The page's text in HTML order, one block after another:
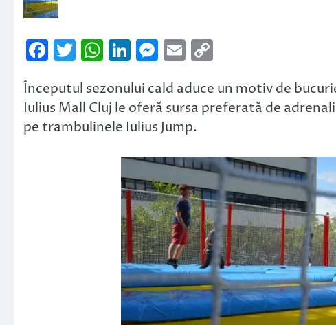
Facebook
Twitter
WhatsApp
LinkedIn
Messenger
Email
Începutul sezonului cald aduce un motiv de
Iulius Mall Cluj le oferă sursa preferată de
pe trambulinele Iulius Jump.